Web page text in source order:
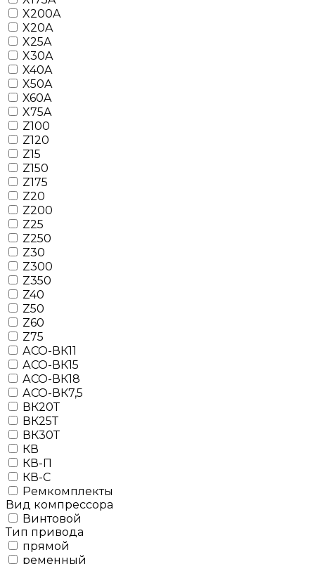
X200A
X20A
X25A
X30A
X40A
X50A
X60A
X75A
Z100
Z120
Z15
Z150
Z175
Z20
Z200
Z25
Z250
Z30
Z300
Z350
Z40
Z50
Z60
Z75
АСО-ВК11
АСО-ВК15
АСО-ВК18
АСО-ВК7,5
ВК20Т
ВК25Т
ВК30Т
КВ
КВ-П
КВ-С
Ремкомплекты
Вид компрессора
Винтовой
Тип привода
прямой
ременный